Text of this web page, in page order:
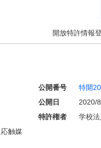
開放特許情報
公開番号 特開
公開日
2020/
特許権者 学校
触媒